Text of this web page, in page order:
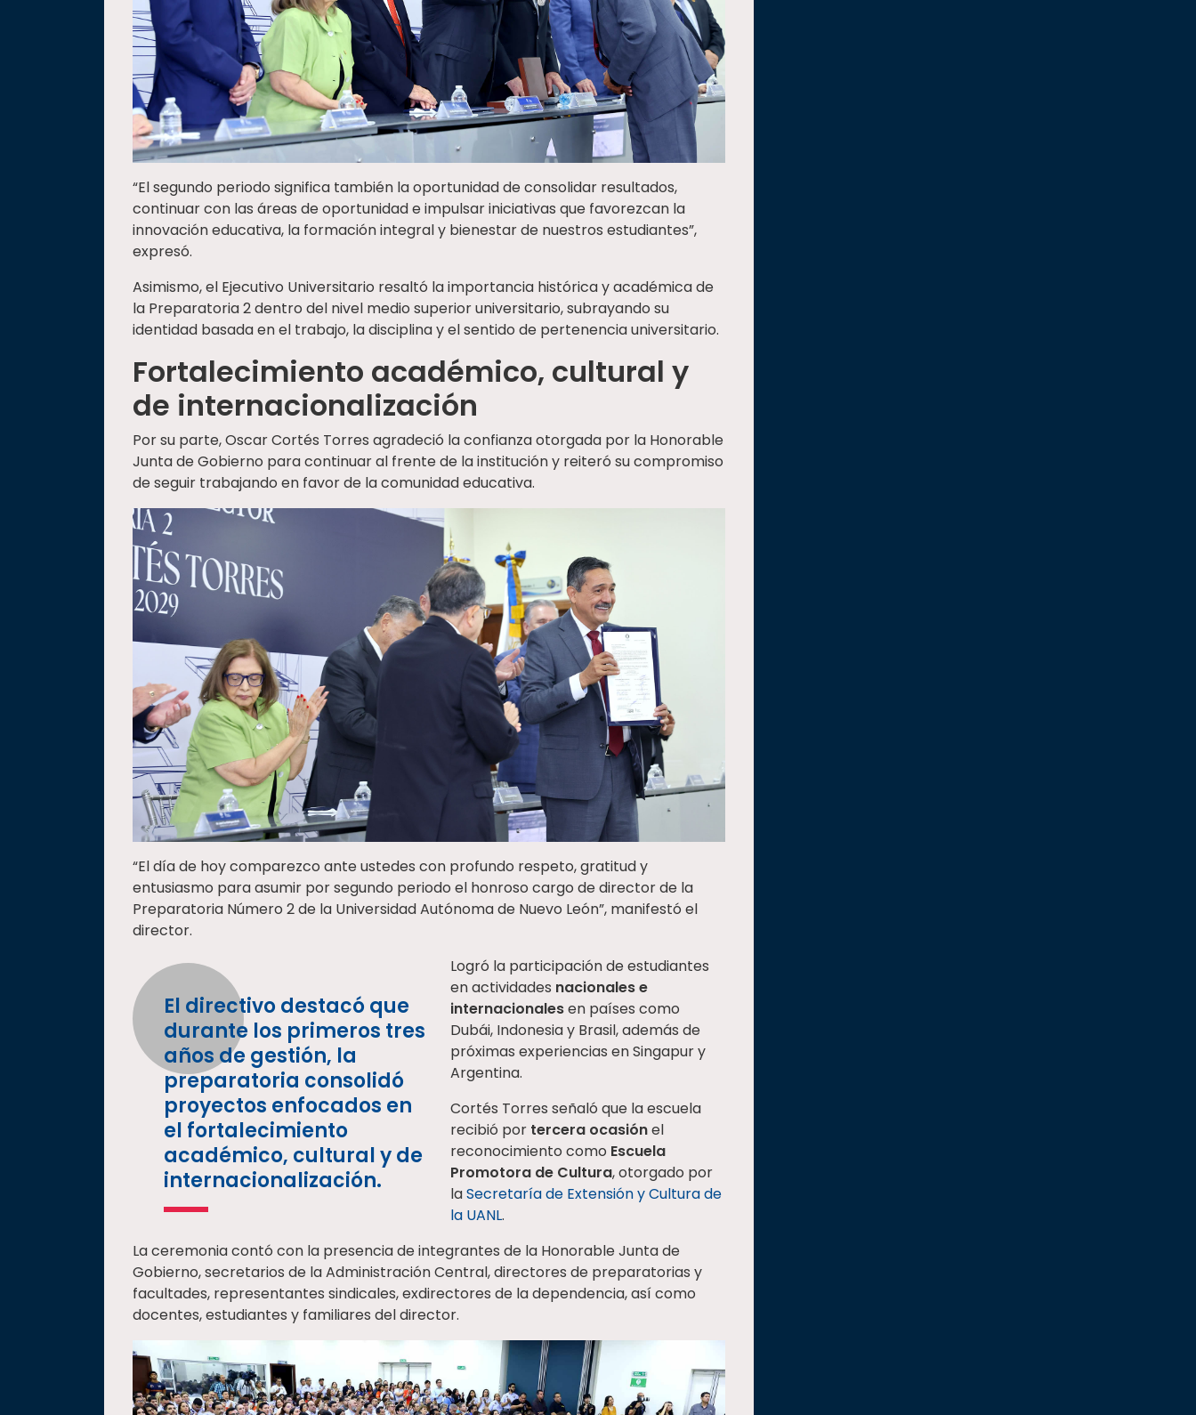
“El segundo periodo significa también la oportunidad de consolidar resultados,
continuar con las áreas de oportunidad e impulsar iniciativas que favorezcan la
innovación educativa, la formación integral y bienestar de nuestros estudiantes”,
expresó.
Asimismo, el Ejecutivo Universitario resaltó la importancia histórica y académica de
la Preparatoria 2 dentro del nivel medio superior universitario, subrayando su
identidad basada en el trabajo, la disciplina y el sentido de pertenencia universitario.
Fortalecimiento académico, cultural y
de internacionalización
Por su parte, Oscar Cortés Torres agradeció la confianza otorgada por la Honorable
Junta de Gobierno para continuar al frente de la institución y reiteró su compromiso
de seguir trabajando en favor de la comunidad educativa.
“El día de hoy comparezco ante ustedes con profundo respeto, gratitud y
entusiasmo para asumir por segundo periodo el honroso cargo de director de la
Preparatoria Número 2 de la Universidad Autónoma de Nuevo León”, manifestó el
director.
El directivo destacó que
durante los primeros tres
años de gestión, la
preparatoria consolidó
proyectos enfocados en
el fortalecimiento
académico, cultural y de
internacionalización.
Logró la participación de estudiantes
en actividades nacionales e
internacionalesen países como
Dubái, Indonesia y Brasil, además de
próximas experiencias en Singapur y
Argentina.
Cortés Torres señaló que la escuela
recibió por tercera ocasiónel
reconocimiento como Escuela
Promotora de Cultura, otorgado por
laSecretaría de Extensión y Cultura de
la UANL.
La ceremonia contó con la presencia de integrantes de la Honorable Junta de
Gobierno, secretarios de la Administración Central, directores de preparatorias y
facultades, representantes sindicales, exdirectores de la dependencia, así como
docentes, estudiantes y familiares del director.